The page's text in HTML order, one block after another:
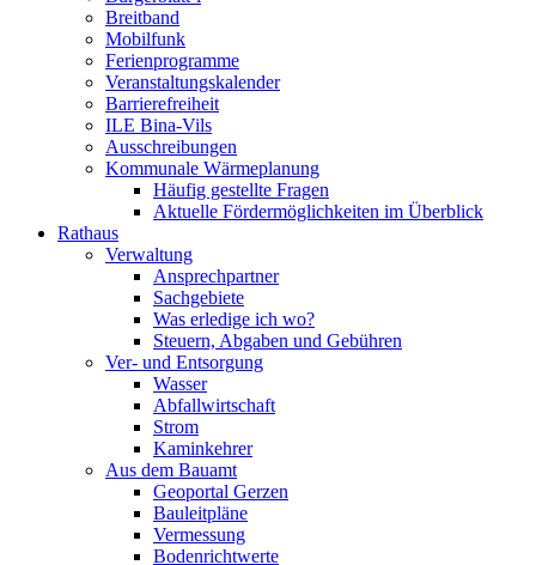
Breitband
Mobilfunk
Ferienprogramme
Veranstaltungskalender
Barrierefreiheit
ILE Bina-Vils
Ausschreibungen
Kommunale Wärmeplanung
Häufig gestellte Fragen
Aktuelle Fördermöglichkeiten im Überblick
Rathaus
Verwaltung
Ansprechpartner
Sachgebiete
Was erledige ich wo?
Steuern, Abgaben und Gebühren
Ver- und Entsorgung
Wasser
Abfallwirtschaft
Strom
Kaminkehrer
Aus dem Bauamt
Geoportal Gerzen
Bauleitpläne
Vermessung
Bodenrichtwerte